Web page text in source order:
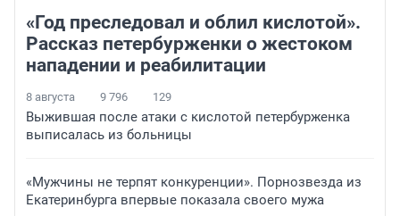
«Год преследовал и облил кислотой».
Рассказ петербурженки о жестоком
нападении и реабилитации
8 августа 9 796 129
Выжившая после атаки с кислотой петербурженка
выписалась из больницы
«Мужчины не терпят конкуренции». Порнозвезда из
Екатеринбурга впервые показала своего мужа